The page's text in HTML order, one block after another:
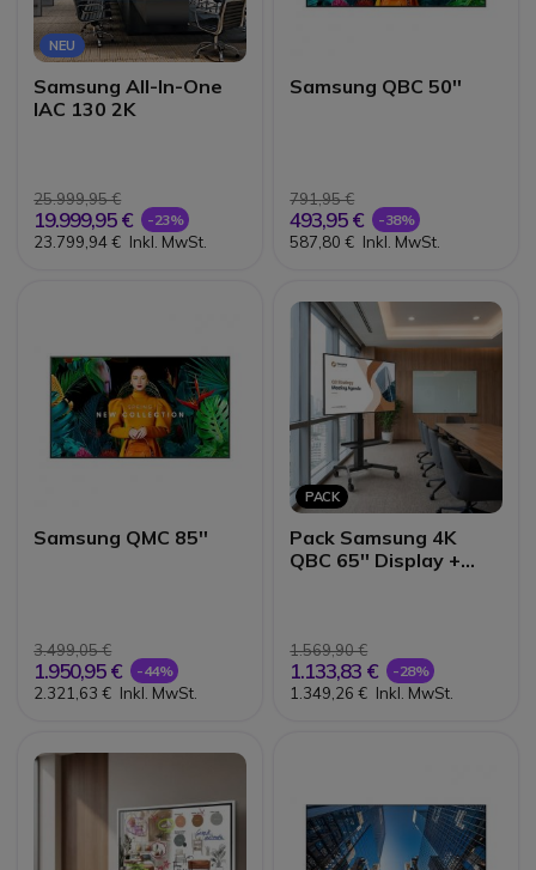
NEU
Samsung All-In-One
IAC 130 2K
25.999,95 €
19.999,95 € -23%
23.799,94 € Inkl. MwSt.
Samsung QBC 50''
791,95 €
493,95 € -38%
587,80 € Inkl. MwSt.
Samsung QMC 85''
3.499,05 €
1.950,95 € -44%
2.321,63 € Inkl. MwSt.
PACK
Pack Samsung 4K
QBC 65'' Display +
1.569,90 €
1.133,83 € -28%
1.349,26 € Inkl. MwSt.